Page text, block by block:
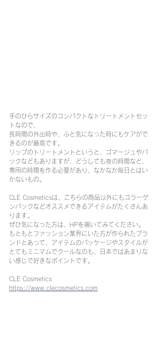
手のひらサイズのコンパクトなトリートメントセッ
トなので、
長時間の外出時や、ふと気になった時にもケアがで
きるのが最高です。
リップのトリートメントというと、ゴマージュやパ
ックなどもありますが、どうしても夜の時間など、
専用の時間を作る必要があり、なかなか毎日とはい
かないもの。
CLE Cosmeticsは、こちらの商品以外にもコラーゲ
ンパックなどオススメできるアイテムがたくさんあ
ります。
ぜひ気になった方は、HPを覗いてみてください。
もともとファッション業界にいた方が作られたブラ
ンドとあって、アイテムのパッケージやスタイルが
とてもミニマムでクールなのも、日本ではあまりな
い感じで好きなポイントです。
CLE Cosmetics
https://www.clecosmetics.com